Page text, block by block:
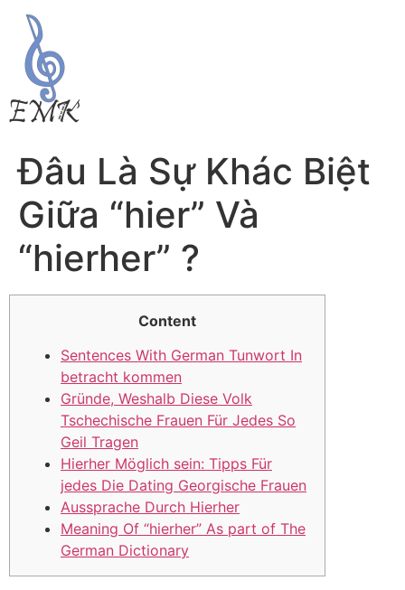
Đâu Là Sự Khác Biệt
Giữa “hier” Và
“hierher” ?
Content
Sentences With German Tunwort In
betracht kommen
Gründe, Weshalb Diese Volk
Tschechische Frauen Für Jedes So
Geil Tragen
Hierher Möglich sein: Tipps Für
jedes Die Dating Georgische Frauen
Aussprache Durch Hierher
Meaning Of “hierher” As part of The
German Dictionary